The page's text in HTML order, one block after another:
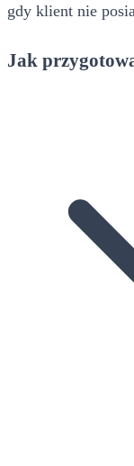
gdy klient nie
Jak